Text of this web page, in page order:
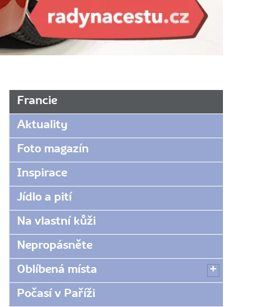
Francie
Aktuality
Foto magazín
Inspirace
Jídlo a pití
Na vlastní kůži
Nepropásněte
Oblíbená místa
Počasí v Paříži